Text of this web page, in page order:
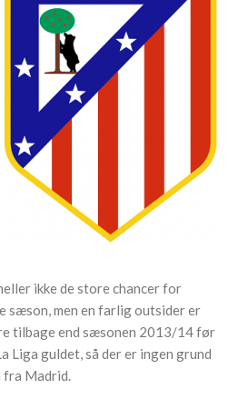
ikke de store chancer for
sæson, men en farlig outsider er
tilbage end sæsonen 2013/14 før
Liga guldet, så der er ingen grund
fra Madrid.